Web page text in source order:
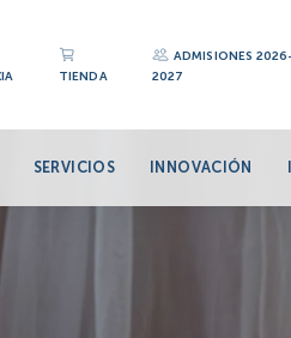
TIENDA
ADMISIONES 2026-
2027
SERVICIOS INNOVACIÓN